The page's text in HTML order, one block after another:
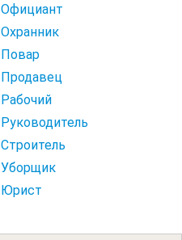
Официант
Охранник
Повар
Продавец
Рабочий
Руководитель
Строитель
Уборщик
Юрист